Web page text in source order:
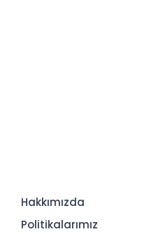
Hakkımızda
Politikalarımız